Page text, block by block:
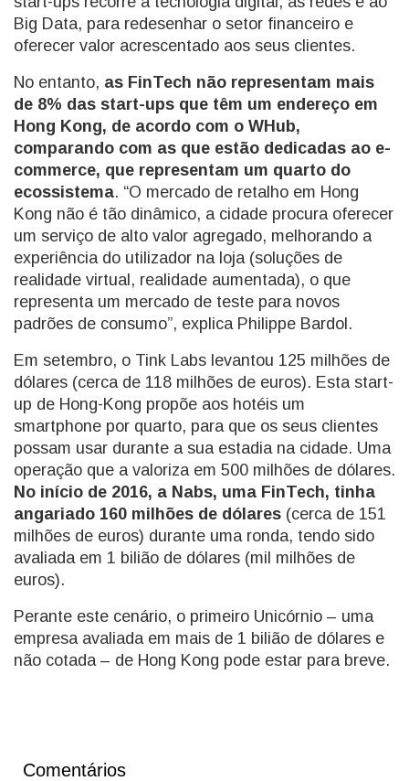
Big Data, para redesenhar o setor financeiro e
oferecer valor acrescentado aos seus clientes.
No entanto, as FinTech não representam mais
de 8% das start-ups que têm um endereço em
Hong Kong, de acordo com o WHub,
comparando com as que estão dedicadas ao e-
commerce, que representam um quarto do
ecossistema. “O mercado de retalho em Hong
Kong não é tão dinâmico, a cidade procura oferecer
um serviço de alto valor agregado, melhorando a
experiência do utilizador na loja (soluções de
realidade virtual, realidade aumentada), o que
representa um mercado de teste para novos
padrões de consumo”, explica Philippe Bardol.
Em setembro, o Tink Labs levantou 125 milhões de
dólares (cerca de 118 milhões de euros). Esta start-
up de Hong-Kong propõe aos hotéis um
smartphone por quarto, para que os seus clientes
possam usar durante a sua estadia na cidade. Uma
operação que a valoriza em 500 milhões de dólares.
No início de 2016, a Nabs, uma FinTech, tinha
angariado 160 milhões de dólares (cerca de 151
milhões de euros) durante uma ronda, tendo sido
avaliada em 1 bilião de dólares (mil milhões de
euros).
Perante este cenário, o primeiro Unicórnio – uma
empresa avaliada em mais de 1 bilião de dólares e
não cotada – de Hong Kong pode estar para breve.
Comentários